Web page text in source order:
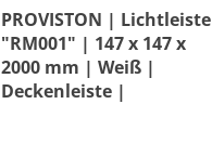
PROVISTON | Lichtleiste
"RM001" | 147 x 147 x
2000 mm | Weiß |
Deckenleiste |